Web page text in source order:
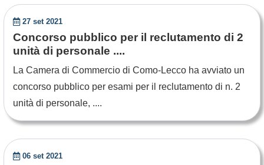
27 set 2021
Concorso pubblico per il reclutamento di 2
unità di personale ....
La Camera di Commercio di Como-Lecco ha avviato un
concorso pubblico per esami per il reclutamento di n. 2
unità di personale, ....
06 set 2021